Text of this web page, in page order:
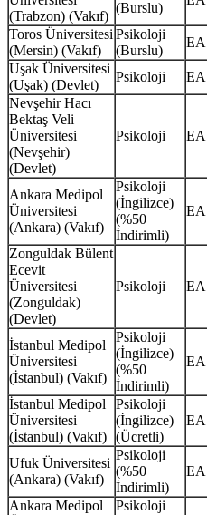
(Trabzon) (Vakıf)
(Burslu)
Toros Üniversitesi
(Mersin) (Vakıf)
Psikoloji
(Burslu)
EA
Uşak Üniversitesi
(Uşak) (Devlet)
Psikoloji EA
Nevşehir Hacı
Bektaş Veli
Üniversitesi
(Nevşehir)
(Devlet)
Psikoloji EA
Ankara Medipol
Üniversitesi
(Ankara) (Vakıf)
Psikoloji
(İngilizce)
(%50
İndirimli)
EA
Zonguldak Bülent
Ecevit
Üniversitesi
(Zonguldak)
(Devlet)
Psikoloji EA
İstanbul Medipol
Üniversitesi
(İstanbul) (Vakıf)
Psikoloji
(İngilizce)
(%50
İndirimli)
EA
İstanbul Medipol
Üniversitesi
(İstanbul) (Vakıf)
Psikoloji
(İngilizce)
(Ücretli)
EA
Ufuk Üniversitesi
(Ankara) (Vakıf)
Psikoloji
(%50
İndirimli)
EA
Ankara Medipol
Psikoloji